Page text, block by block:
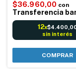
$36.960,00 con
Transferencia
12x
sin interés
COMPRAR